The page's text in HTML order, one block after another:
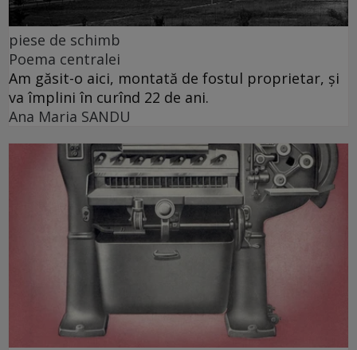
piese de schimb
Poema centralei
Am găsit-o aici, montată de fostul proprietar, și
va împlini în curînd 22 de ani.
Ana Maria SANDU